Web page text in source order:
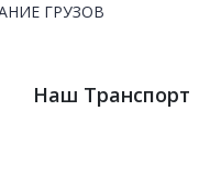
ГРУЗОВ
Наш Транспорт